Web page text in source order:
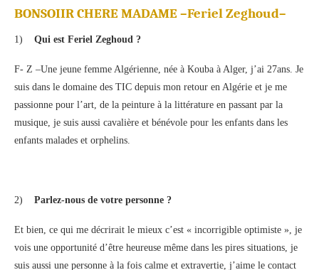
BONSOIIR CHERE MADAME –Feriel Zeghoud–
1) Qui est Feriel Zeghoud ?
F- Z –Une jeune femme Algérienne, née à Kouba à Alger, j’ai 27ans. Je
suis dans le domaine des TIC depuis mon retour en Algérie et je me
passionne pour l’art, de la peinture à la littérature en passant par la
musique, je suis aussi cavalière et bénévole pour les enfants dans les
enfants malades et orphelins.
2) Parlez-nous de votre personne ?
Et bien, ce qui me décrirait le mieux c’est « incorrigible optimiste », je
vois une opportunité d’être heureuse même dans les pires situations, je
suis aussi une personne à la fois calme et extravertie, j’aime le contact